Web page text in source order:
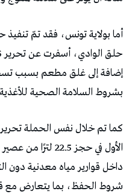
أما بولاية تونس، فقد تمّ
إضافة إلى غلق مطعم بسبب
بشروط السلامة الصحية
كما تم خلال نفس الحملة
الأول في حجز 22.5
داخل قوارير مياه معدنية دون
شروط الحفظ، بما يتعارض مع